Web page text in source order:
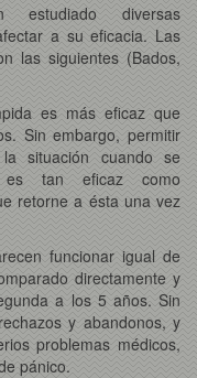
estudiado diversas
a su eficacia. Las
las siguientes (Bados,
es más eficaz que
Sin embargo, permitir
situación cuando se
es tan eficaz como
retorne a ésta una vez
funcionar igual de
directamente y
a los 5 años. Sin
y abandonos, y
problemas médicos,
pánico.